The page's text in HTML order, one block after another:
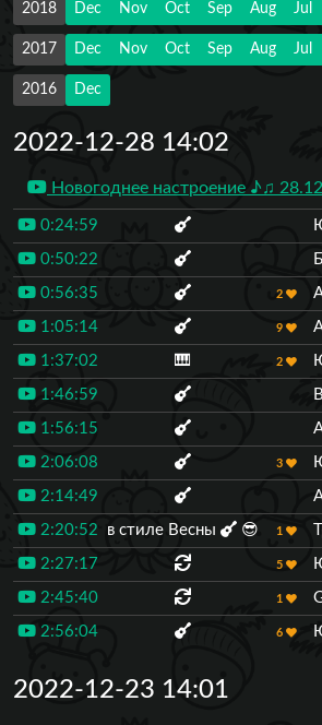
2018 Dec Nov Oct Sep Aug Jul
2017 Dec Nov Oct Sep Aug Jul
2016 Dec
2022-12-28 14:02
Новогоднее настроение ♪♫
0:24:59
0:50:22
0:56:35 2
1:05:14 9
1:37:02 🎹 2
1:46:59
1:56:15
2:06:08 3
2:14:49
2:20:52 в стиле Весны 😎 1
2:27:17 5
2:45:40 1
2:56:04 6
2022-12-23 14:01